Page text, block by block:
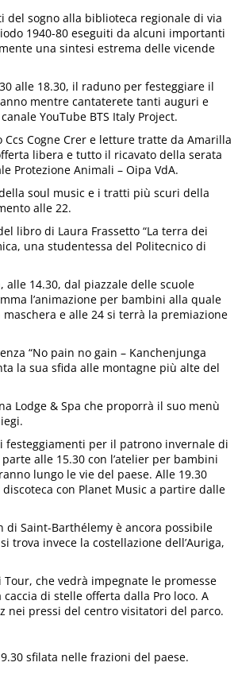
sogno alla biblioteca regionale di via
1940-80 eseguiti da alcuni importanti
una sintesi estrema delle vicende
alle 18.30, il raduno per festeggiare il
mentre cantaterete tanti auguri e
YouTube BTS Italy Project.
Cogne Crer e letture tratte da Amarilla
libera e tutto il ricavato della serata
Protezione Animali – Oipa VdA.
soul music e i tratti più scuri della
alle 22.
libro di Laura Frassetto “La terra dei
una studentessa del Politecnico di
14.30, dal piazzale delle scuole
l’animazione per bambini alla quale
e alle 24 si terrà la premiazione
“No pain no gain – Kanchenjunga
la sua sfida alle montagne più alte del
Lodge & Spa che proporrà il suo menù
festeggiamenti per il patrono invernale di
alle 15.30 con l’atelier per bambini
lungo le vie del paese. Alle 19.30
con Planet Music a partire dalle
di Saint-Barthélemy è ancora possibile
trova invece la costellazione dell’Auriga,
che vedrà impegnate le promesse
caccia di stelle offerta dalla Pro loco. A
nei pressi del centro visitatori del parco.
sfilata nelle frazioni del paese.